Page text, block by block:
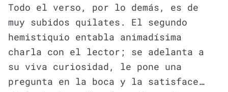
Todo el verso, por lo demás, es de
muy subidos quilates. El segundo
hemistiquio entabla animadísima
charla con el lector; se adelanta a
su viva curiosidad, le pone una
pregunta en la boca y la satisface…